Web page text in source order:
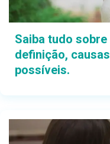
Saiba tudo
definição,
possíveis.